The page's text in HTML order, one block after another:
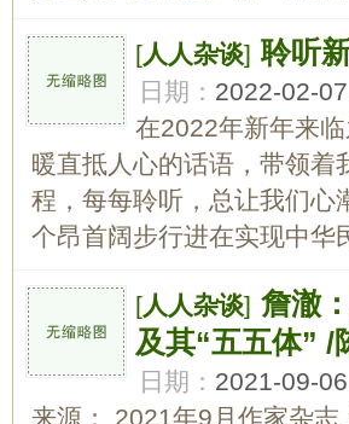
[人人杂谈] 聆听
日期： 2022-02-
在2022年新年来
暖直抵人心的话语，带领着
程，每每聆听，总让我们心
个昂首阔步行进在实现中华
[人人杂谈] 詹澈
及其“五五体” /
日期： 2021-09-
来源： 2021年9月作家杂